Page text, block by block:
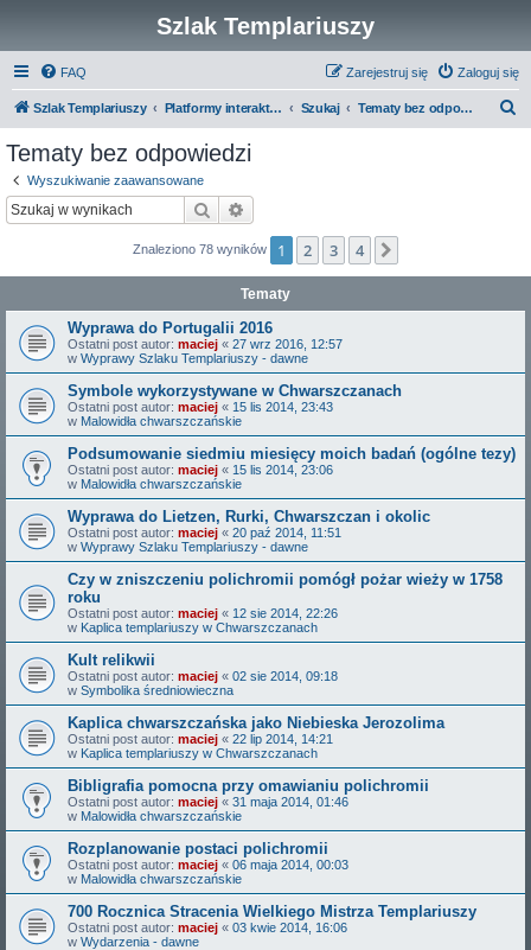
Szlak Templariuszy
FAQ Zaloguj się
Zarejestruj się
Szlak Templariuszy Platformy interaktywne Szlaku Templariuszy Szukaj Tematy bez odpowiedzi
Tematy bez odpowiedzi
Wyszukiwanie zaawansowane
Szukaj
Znaleziono 78 wyników 1 2 3 4
Tematy
Wyprawa do Portugalii 2016
Ostatni post autor: maciej « 27 wrz 2016, 12:57
w Wyprawy Szlaku Templariuszy - dawne
Symbole wykorzystywane w Chwarszczanach
Ostatni post autor: maciej « 15 lis 2014, 23:43
w Malowidła chwarszczańskie
Podsumowanie siedmiu miesięcy moich badań (ogólne tezy)
Ostatni post autor: maciej « 15 lis 2014, 23:06
w Malowidła chwarszczańskie
Wyprawa do Lietzen, Rurki, Chwarszczan i okolic
Ostatni post autor: maciej « 20 paź 2014, 11:51
w Wyprawy Szlaku Templariuszy - dawne
Czy w zniszczeniu polichromii pomógł pożar wieży w 1758
roku
Ostatni post autor: maciej « 12 sie 2014, 22:26
w Kaplica templariuszy w Chwarszczanach
Kult relikwii
Ostatni post autor: maciej « 02 sie 2014, 09:18
w Symbolika średniowieczna
Kaplica chwarszczańska jako Niebieska Jerozolima
Ostatni post autor: maciej « 22 lip 2014, 14:21
w Kaplica templariuszy w Chwarszczanach
Bibligrafia pomocna przy omawianiu polichromii
Ostatni post autor: maciej « 31 maja 2014, 01:46
w Malowidła chwarszczańskie
Rozplanowanie postaci polichromii
Ostatni post autor: maciej « 06 maja 2014, 00:03
w Malowidła chwarszczańskie
700 Rocznica Stracenia Wielkiego Mistrza Templariuszy
Ostatni post autor: maciej « 03 kwie 2014, 16:06
w Wydarzenia - dawne